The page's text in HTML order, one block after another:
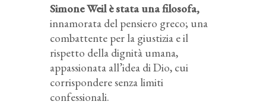
Simone Weil è stata una filosofa,
innamorata del pensiero greco; una
combattente per la giustizia e il
rispetto della dignità umana,
appassionata all’idea di Dio, cui
corrispondere senza limiti
confessionali.